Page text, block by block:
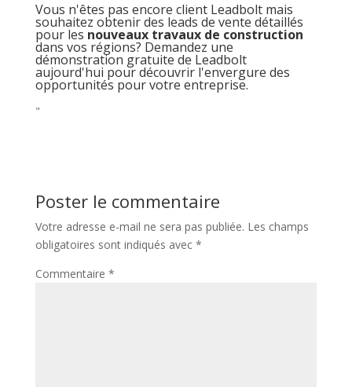
Vous n'êtes pas encore client Leadbolt mais
souhaitez obtenir des leads de vente détaillés
pour les nouveaux travaux de construction
dans vos régions? Demandez une
démonstration gratuite de Leadbolt
aujourd'hui pour découvrir l'envergure des
opportunités pour votre entreprise.
"
Poster le commentaire
Votre adresse e-mail ne sera pas publiée. Les champs
obligatoires sont indiqués avec *
Commentaire *